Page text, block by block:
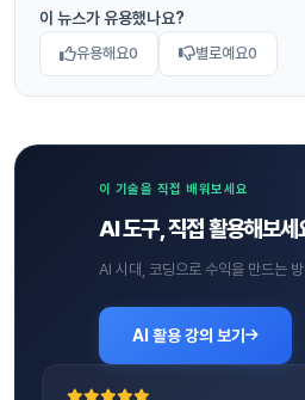
이 뉴스가 유용했나요?
유용해요0 별로예요0
이 기술을 직접 배워보세요
AI 도구, 직접 활용해보세
AI 시대, 코딩으로 수익을 만드는
AI 활용 강의 보기